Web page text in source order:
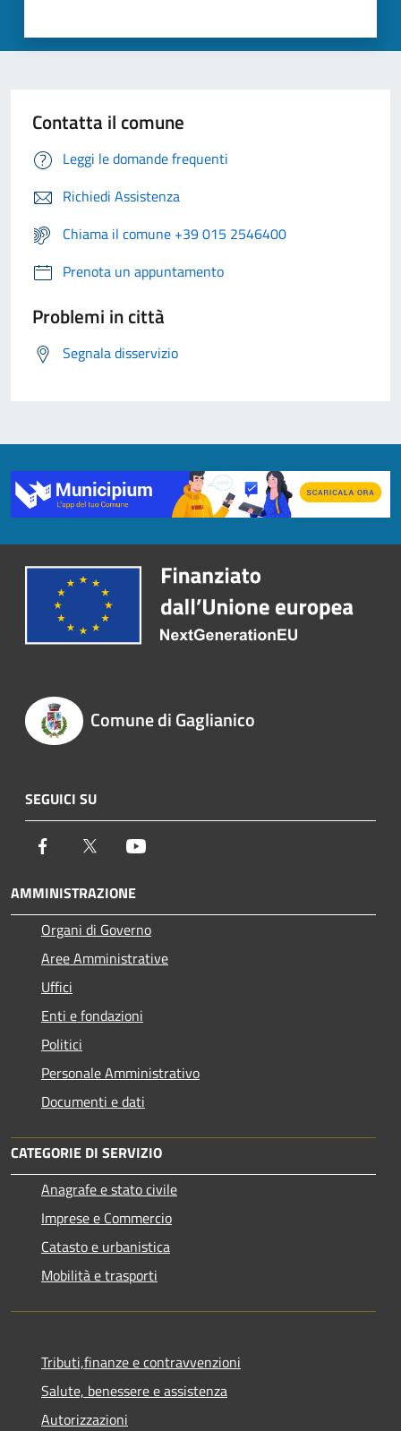
Contatta il comune
Leggi le domande frequenti
Richiedi Assistenza
Chiama il comune +39 015 2546400
Prenota un appuntamento
Problemi in città
Segnala disservizio
Comune di Gaglianico
SEGUICI SU
Facebook Twitter
AMMINISTRAZIONE
Organi di Governo
Aree Amministrative
Uffici
Enti e fondazioni
Politici
Personale Amministrativo
Documenti e dati
CATEGORIE DI SERVIZIO
Anagrafe e stato civile
Imprese e Commercio
Catasto e urbanistica
Mobilità e trasporti
Tributi,finanze e contravvenzioni
Salute, benessere e assistenza
Autorizzazioni